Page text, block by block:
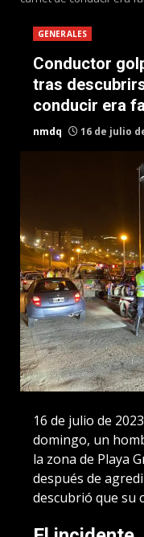
GENERALES
Conductor
tras
conducir era
nmdq 16 de julio
16 de julio de
domingo, un
la zona de Playa
después de
descubrió que su